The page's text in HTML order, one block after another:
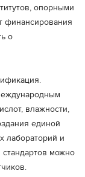
опорными
финансирования
о
влажности,
единой
лабораторий и
можно